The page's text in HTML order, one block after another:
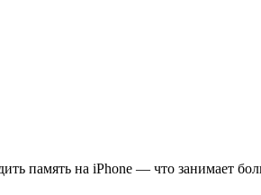
память на iPhone — что занимает